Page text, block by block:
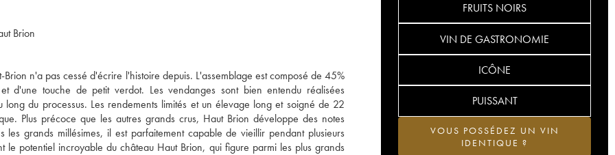
Brion
n'a pas cessé d'écrire l'histoire depuis. L'assemblage est composé de 45%
touche de petit verdot. Les vendanges sont bien entendu réalisées
long du processus. Les rendements limités et un élevage long et soigné de 22
Plus précoce que les autres grands crus, Haut Brion développe des notes
grands millésimes, il est parfaitement capable de vieillir pendant plusieurs
potentiel incroyable du château Haut Brion, qui figure parmi les plus grands
FRUITS NOIRS
VIN DE GASTRONOMIE
ICÔNE
PUISSANT
VOUS POSSÉDEZ UN VIN
IDENTIQUE ?